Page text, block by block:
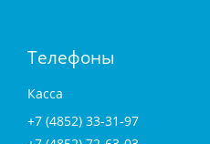
Телефоны
Касса
+7 (4852) 33-31-97